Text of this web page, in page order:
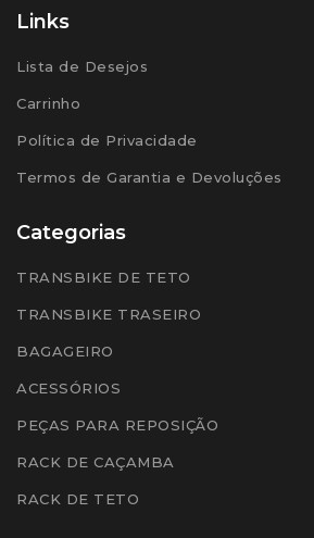
Links
Lista de Desejos
Carrinho
Política de Privacidade
Termos de Garantia e Devoluções
Categorias
TRANSBIKE DE TETO
TRANSBIKE TRASEIRO
BAGAGEIRO
ACESSÓRIOS
PEÇAS PARA REPOSIÇÃO
RACK DE CAÇAMBA
RACK DE TETO